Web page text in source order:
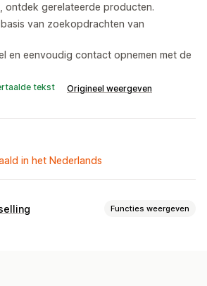
ontdek gerelateerde producten.
van zoekopdrachten van
en eenvoudig contact opnemen met de
tekst Origineel weergeven
in het Nederlands
Functies weergeven